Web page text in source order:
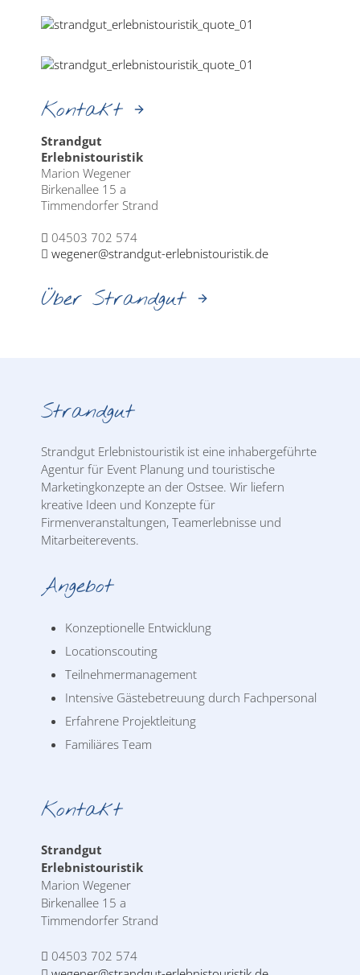
Kontakt
Strandgut
Erlebnistouristik
Marion Wegener
Birkenallee 15 a
Timmendorfer Strand
04503 702 574
wegener@strandgut-erlebnistouristik.de
Über Strandgut
Strandgut
Strandgut Erlebnistouristik ist eine inhabergeführte
Agentur für Event Planung und touristische
Marketingkonzepte an der Ostsee. Wir liefern
kreative Ideen und Konzepte für
Firmenveranstaltungen, Teamerlebnisse und
Mitarbeiterevents.
Angebot
Konzeptionelle Entwicklung
Locationscouting
Teilnehmermanagement
Intensive Gästebetreuung durch Fachpersonal
Erfahrene Projektleitung
Familiäres Team
Kontakt
Strandgut
Erlebnistouristik
Marion Wegener
Birkenallee 15 a
Timmendorfer Strand
04503 702 574